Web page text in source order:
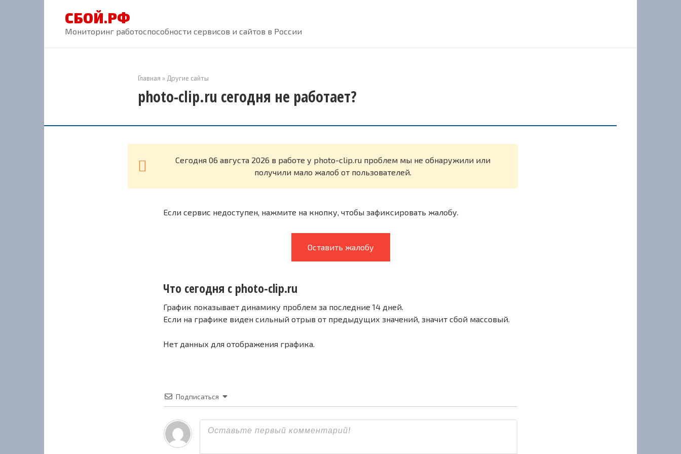
СБОЙ.РФ
Мониторинг работоспособности сервисов и сайтов в России
Главная » Другие сайты
photo-clip.ru сегодня не работает?
Cегодня 06 августа 2026 в работе у photo-clip.ru проблем мы не обнаружили или
получили мало жалоб от пользователей.
Если сервис недоступен, нажмите на кнопку, чтобы зафиксировать жалобу.
Оставить жалобу
Что сегодня с photo-clip.ru
График показывает динамику проблем за последние 14 дней.
Если на графике виден сильный отрыв от предыдущих значений, значит сбой массовый.
Нет данных для отображения графика.
Подписаться